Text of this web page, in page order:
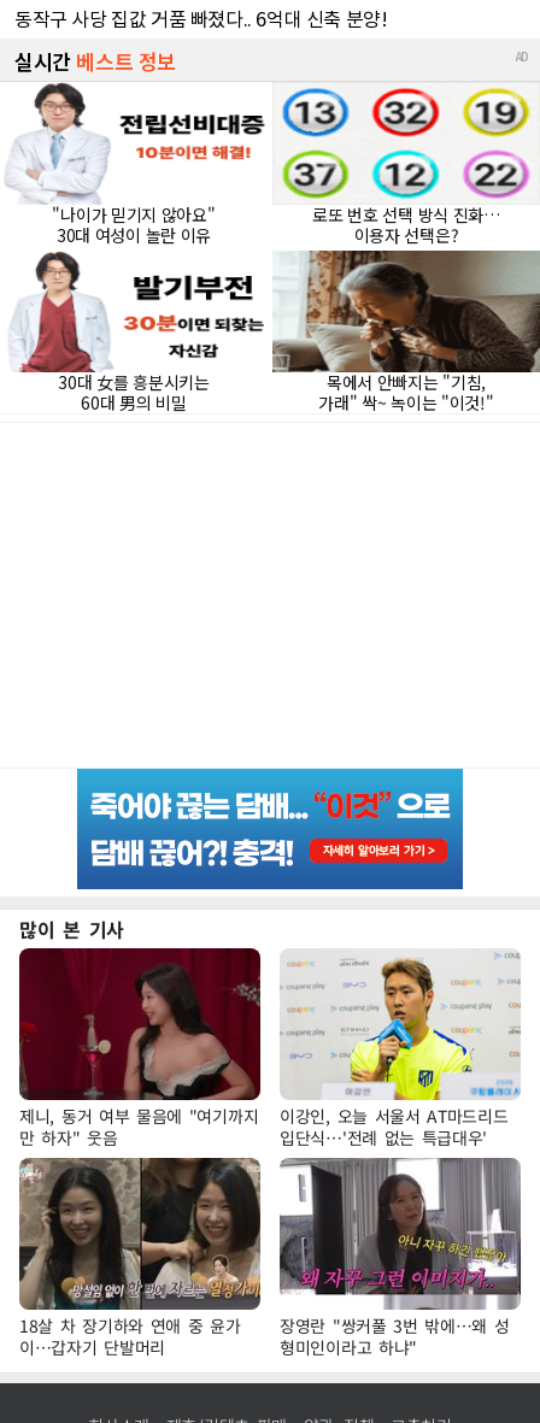
많이 본 기사
제니, 동거 여부 물음에 "여기까지
만 하자" 웃음
이강인, 오늘 서울서 AT마드리드
입단식…'전례 없는 특급대우'
18살 차 장기하와 연애 중 윤가
이…갑자기 단발머리
장영란 "쌍커풀 3번 밖에…왜 성
형미인이라고 하냐"